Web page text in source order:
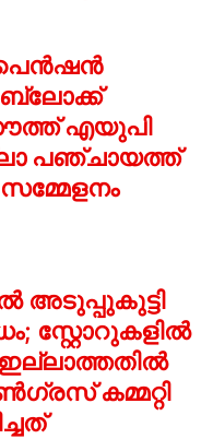
പെന്‍ഷന്‍
ബ്ലോക്ക്
എയുപി
പഞ്ചായത്ത്
അടുപ്പുകുട്ടി
സ്റ്റോറുകളില്‍
കമ്മറ്റി